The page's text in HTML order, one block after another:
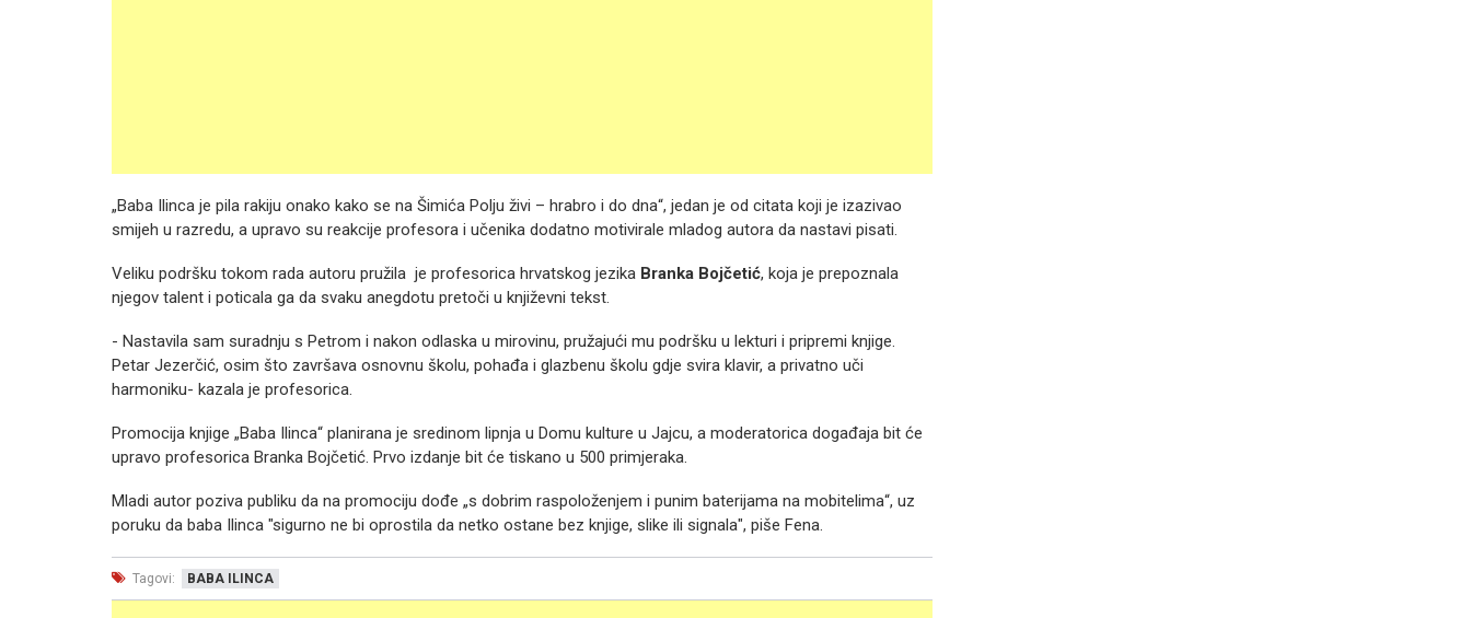
„Baba Ilinca je pila rakiju onako kako se na Šimića Polju živi – hrabro i do dna“, jedan je od citata koji je izazivao
smijeh u razredu, a upravo su reakcije profesora i učenika dodatno motivirale mladog autora da nastavi pisati.
Veliku podršku tokom rada autoru pružila je profesorica hrvatskog jezika Branka Bojčetić, koja je prepoznala
njegov talent i poticala ga da svaku anegdotu pretoči u književni tekst.
- Nastavila sam suradnju s Petrom i nakon odlaska u mirovinu, pružajući mu podršku u lekturi i pripremi knjige.
Petar Jezerčić, osim što završava osnovnu školu, pohađa i glazbenu školu gdje svira klavir, a privatno uči
harmoniku- kazala je profesorica.
Promocija knjige „Baba Ilinca“ planirana je sredinom lipnja u Domu kulture u Jajcu, a moderatorica događaja bit će
upravo profesorica Branka Bojčetić. Prvo izdanje bit će tiskano u 500 primjeraka.
Mladi autor poziva publiku da na promociju dođe „s dobrim raspoloženjem i punim baterijama na mobitelima“, uz
poruku da baba Ilinca "sigurno ne bi oprostila da netko ostane bez knjige, slike ili signala", piše Fena.
Tagovi: BABA ILINCA